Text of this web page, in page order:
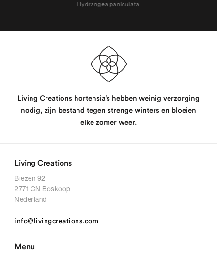
Hydrangea paniculata
Living Creations hortensia’s hebben weinig verzorging
nodig, zijn bestand tegen strenge winters en bloeien
elke zomer weer.
Living Creations
Biezen 92
2771 CN Boskoop
Nederland
info@livingcreations.com
Menu